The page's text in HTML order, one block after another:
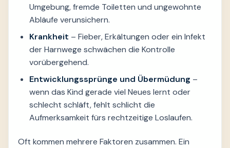
Umgebung, fremde Toiletten und ungewohnte
Abläufe verunsichern.
Krankheit – Fieber, Erkältungen oder ein Infekt
der Harnwege schwächen die Kontrolle
vorübergehend.
Entwicklungssprünge und Übermüdung –
wenn das Kind gerade viel Neues lernt oder
schlecht schläft, fehlt schlicht die
Aufmerksamkeit fürs rechtzeitige Loslaufen.
Oft kommen mehrere Faktoren zusammen. Ein